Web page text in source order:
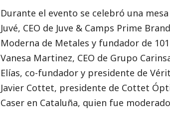
Durante el evento se celebró una
Juvé, CEO de Juve & Camps Prime
Moderna de Metales y fundador de
Vanesa Martinez, CEO de Grupo
Elías, co-fundador y presidente de
Javier Cottet, presidente de Cottet
Caser en Cataluña, quien fue